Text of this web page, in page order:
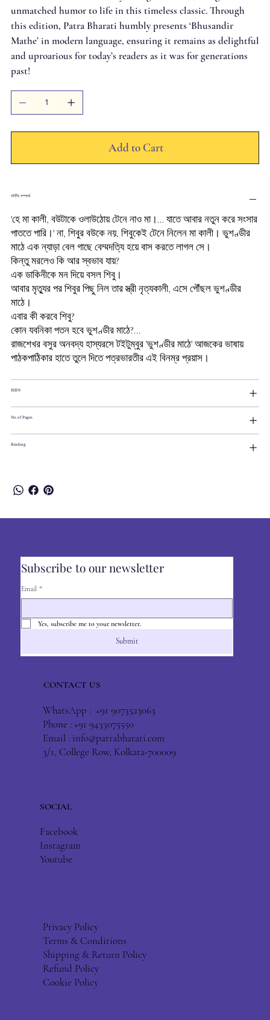
unmatched humor to life in this timeless classic. Through
this edition, Patra Bharati humbly presents ‘Bhusandir
Mathe’ in modern language, ensuring it remains as delightful
and uproarious for today’s readers as it was for generations
past!
Add to Cart
বইটির সম্পর্কে
'হেমাকালী, বউটাকেওলাউঠোয়টেনেনাওমা।...যাতেআবারনতুনকরেসংসার
পাততেপারি।'না, শিবুরবউকেনয়, শিবুকেইটেনেনিলেনমাকালী। ভুশণ্ডীর
মাঠেএকন্যাড়াবেলগাছেবেম্মদত্যিহয়েবাসকরতেলাগলসে।
কিন্তুমরলেওকিআরস্বভাবযায়?
একডাকিনীকেমনদিয়েবসলশিবু।
আবারমৃত্যুরপরশিবুরপিছুনিলতারস্ত্রীনৃত্যকালী, এসেপৌঁছলভুশণ্ডীর
মাঠে।
এবারকীকরবেশিবু?
কোনযবনিকাপতনহবেভুশণ্ডীরমাঠে?...
রাজশেখরবসুরঅনবদ্যহাস্যরসেটইটুম্বুর'ভুশণ্ডীরমাঠে'আজকেরভাষায়
পাঠকপাঠিকারহাতেতুলেদিতেপত্রভারতীরএইবিনম্রপ্রয়াস।
ISBN
No.of Pages
Binding
Subscribe to our newsletter
Email *
Yes, subscribe me to your newsletter.
Submit
CONTACT US
WhatsApp : +91 9073523063
Phone : +91 9433075550
Email : info@patrabharati.com
3/1, College Row, Kolkata-700009
SOCIAL
Facebook
Instagram
Youtube
Privacy Policy
Terms & Conditions
Shipping & Return Policy
Refund Policy
Cookie Policy